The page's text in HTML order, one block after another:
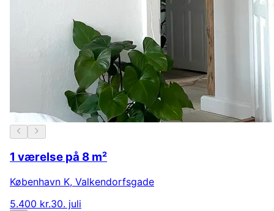
1 værelse på 8 m²
København K, Valkendorfsgade
5.400 kr.30. juli